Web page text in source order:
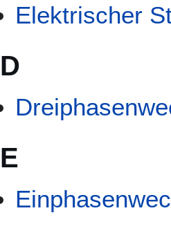
Elektrischer
D
E